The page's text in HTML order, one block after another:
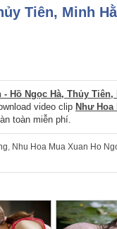
Tiên, Minh
- Hồ Ngọc Hà, Thủy Tiên,
video clip Như Hoa
toàn miễn phí.
, Nhu Hoa Mua Xuan Ho